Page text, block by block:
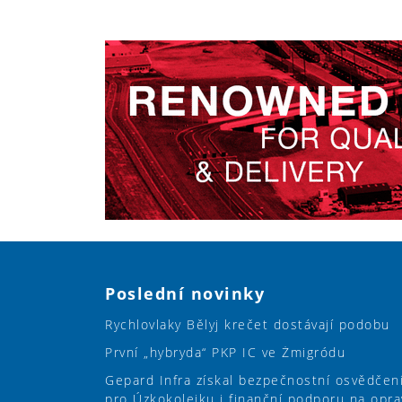
Poslední novinky
Rychlovlaky Bělyj krečet dostávají podobu
První „hybryda“ PKP IC ve Żmigródu
Gepard Infra získal bezpečnostní
pro Úzkokolejku i finanční podporu na